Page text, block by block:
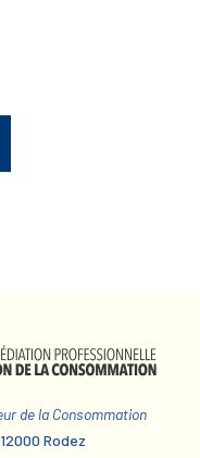
de la Consommation
Rodez